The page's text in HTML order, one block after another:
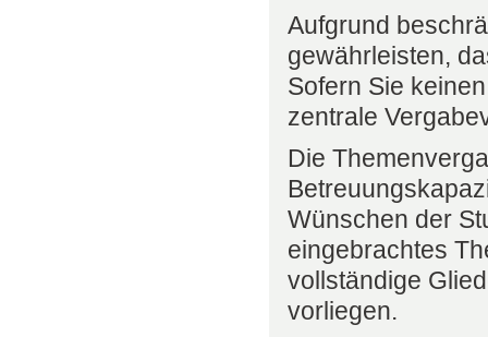
Aufgrund
gewährleisten,
Sofern Sie
zentrale
Die
Wünschen der
eingebrachtes
vollständige
vorliegen.